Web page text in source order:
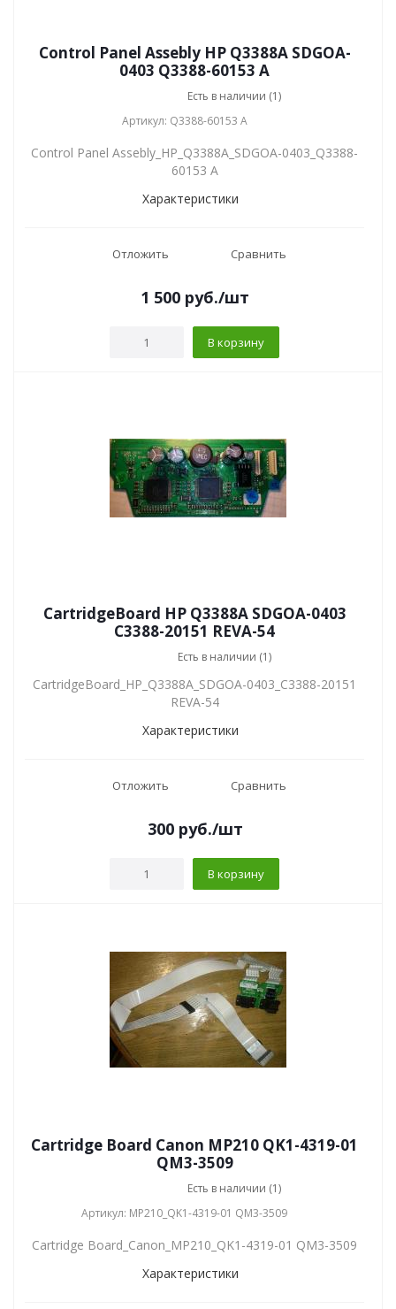
Control Panel Assebly HP Q3388A SDGOA-
0403 Q3388-60153 A
Есть в наличии (1)
Артикул: Q3388-60153 A
Control Panel Assebly_HP_Q3388A_SDGOA-0403_Q3388-
60153 A
Характеристики
Отложить Сравнить
1 500 руб./шт
В корзину
CartridgeBoard HP Q3388A SDGOA-0403
C3388-20151 REVA-54
Есть в наличии (1)
CartridgeBoard_HP_Q3388A_SDGOA-0403_C3388-20151
REVA-54
Характеристики
Отложить Сравнить
300руб./шт
В корзину
Cartridge Board Canon MP210 QK1-4319-01
QM3-3509
Есть в наличии (1)
Артикул: MP210_QK1-4319-01 QM3-3509
Cartridge Board_Canon_MP210_QK1-4319-01 QM3-3509
Характеристики